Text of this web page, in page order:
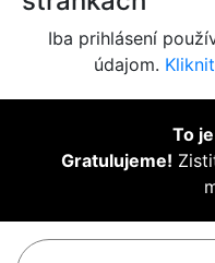
Iba prihlásení
údajom.
To
Gratulujeme!